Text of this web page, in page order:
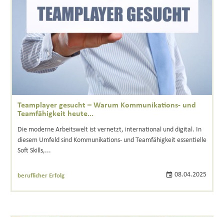
Teamplayer gesucht – Warum Kommunikations- und
Teamfähigkeit heute...
Die moderne Arbeitswelt ist vernetzt, international und digital. In
diesem Umfeld sind Kommunikations- und Teamfähigkeit essentielle
Soft Skills,...
beruflicher Erfolg 08.04.2025